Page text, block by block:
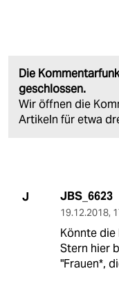
Die
geschlossen.
Wir öffnen die
Artikeln für etwa
J JBS_6623
19.12.2018,
Könnte die
Stern hier
"Frauen*,